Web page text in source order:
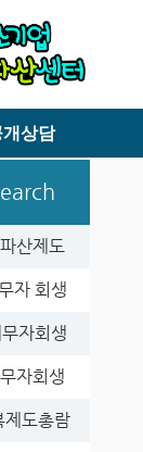
신 것을 환영합니
상담
산제도
자 회생
자회생
자회생
제도총람